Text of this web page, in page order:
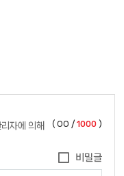
자에 의해
(00 /1000 )
비밀글